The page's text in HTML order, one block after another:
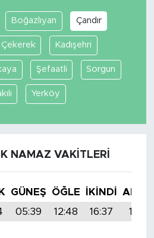
Boğazlıyan Çandır
Çekerek Kadışehri
Şefaatli Sorgun
Yerköy
NAMAZ VAKITLERI
GÜNEŞ ÖĞLE İKINDI
05:39 12:48 16:37 19:48